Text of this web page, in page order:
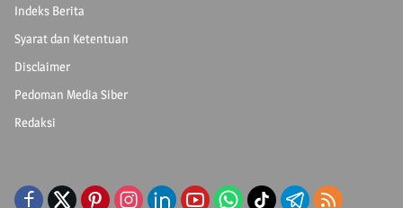
Indeks Berita
Syarat dan Ketentuan
Disclaimer
Pedoman Media Siber
Redaksi